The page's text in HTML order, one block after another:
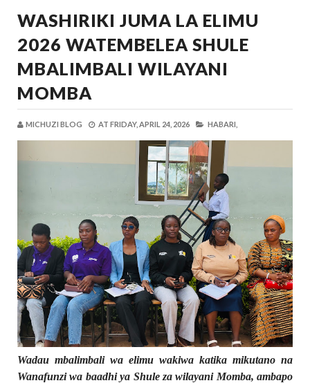
WASHIRIKI JUMA LA ELIMU
2026 WATEMBELEA SHULE
MBALIMBALI WILAYANI
MOMBA
MICHUZI BLOG AT FRIDAY, APRIL 24, 2026 HABARI,
Wadau mbalimbali wa elimu wakiwa katika mikutano na
Wanafunzi wa baadhi ya Shule za wilayani Momba, ambapo